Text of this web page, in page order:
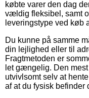
købte varer den dag
vældig fleksibel, samt
leveringstype ved køb
Du kunne på samme
din lejlighed eller til
Fragtmetoden er
let gængelig. Den
utvivlsomt selv at
af at du fysisk